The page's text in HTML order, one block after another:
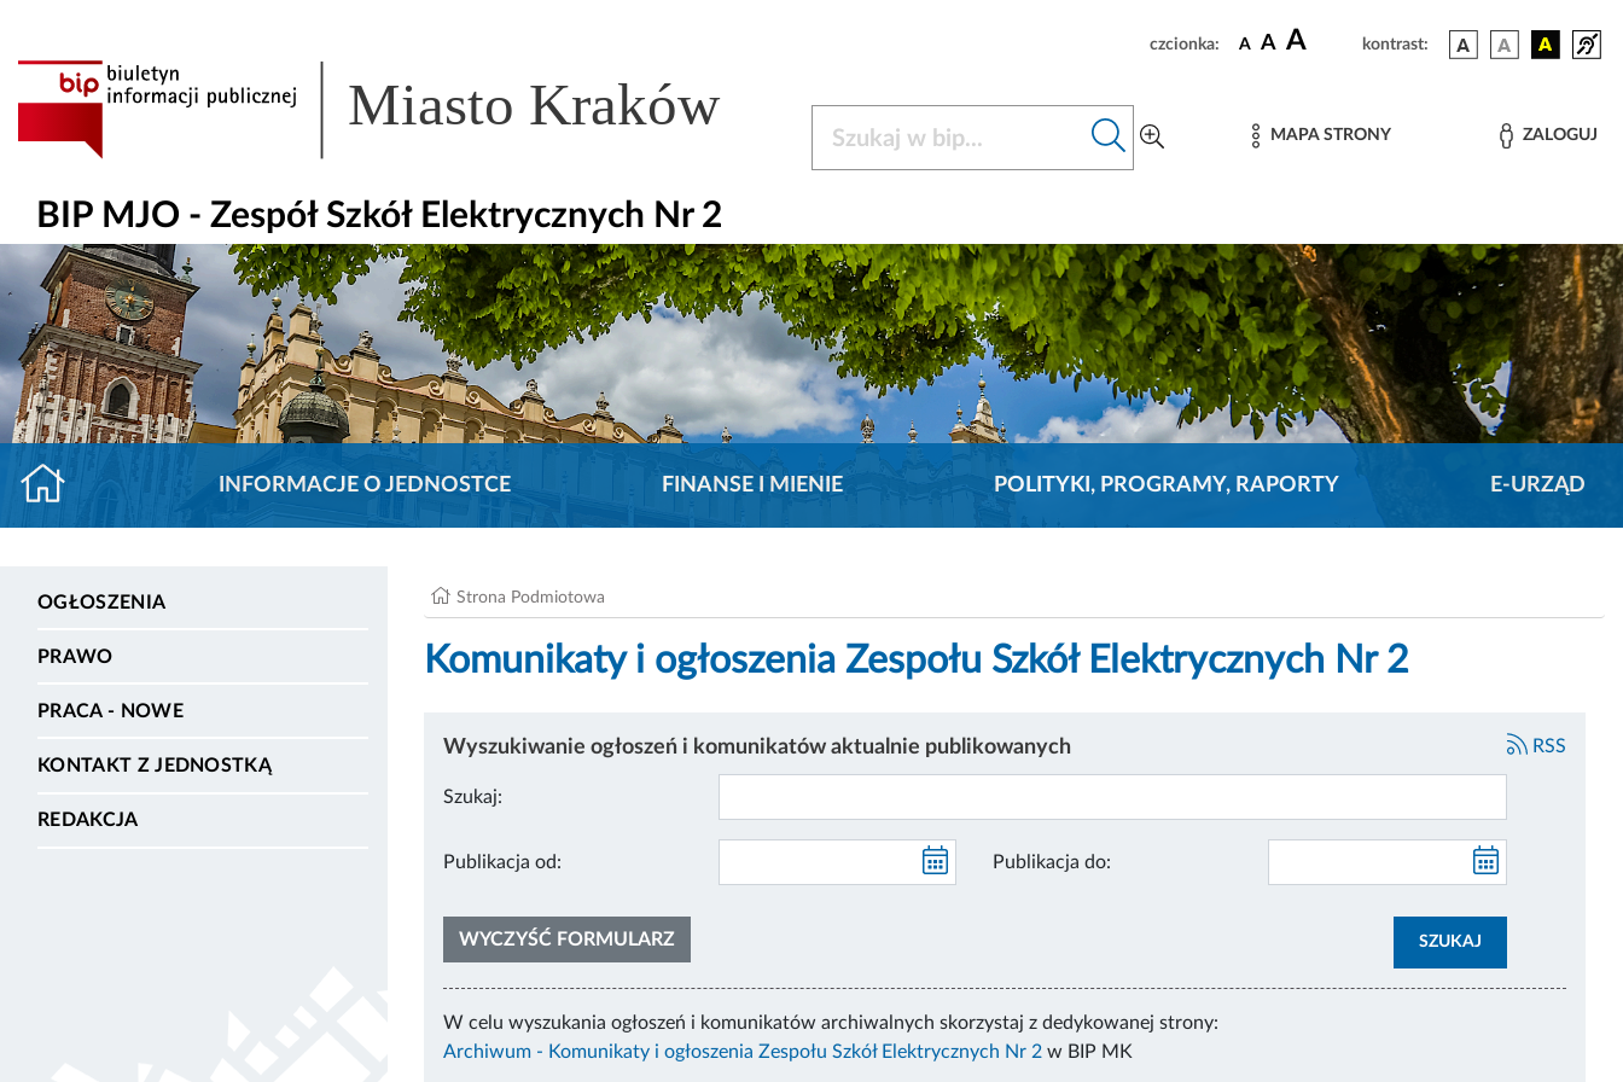
czcionka: A A A kontrast:
Miasto Kraków MAPA STRONY ZALOGUJ
BIP MJO - Zespół Szkół Elektrycznych Nr 2
INFORMACJE O JEDNOSTCE FINANSE I MIENIE POLITYKI, PROGRAMY, RAPORTY E-URZĄD
OGŁOSZENIA
PRAWO
PRACA - NOWE
KONTAKT Z JEDNOSTKĄ
REDAKCJA
Strona Podmiotowa
Komunikaty i ogłoszenia Zespołu Szkół Elektrycznych Nr 2
RSS
Wyszukiwanie ogłoszeń i komunikatów aktualnie publikowanych
Szukaj:
Publikacja od: Publikacja do:
WYCZYŚĆ FORMULARZ SZUKAJ
W celu wyszukania ogłoszeń i komunikatów archiwalnych skorzystaj z dedykowanej strony:
Archiwum - Komunikaty i ogłoszenia Zespołu Szkół Elektrycznych Nr 2 w BIP MK